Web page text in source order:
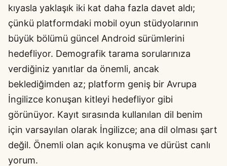
kıyasla yaklaşık iki kat daha fazla davet aldı;
çünkü platformdaki mobil oyun stüdyolarının
büyük bölümü güncel Android sürümlerini
hedefliyor. Demografik tarama sorularınıza
verdiğiniz yanıtlar da önemli, ancak
beklediğimden az; platform geniş bir Avrupa
İngilizce konuşan kitleyi hedefliyor gibi
görünüyor. Kayıt sırasında kullanılan dil benim
için varsayılan olarak İngilizce; ana dil olması şart
değil. Önemli olan açık konuşma ve dürüst canlı
yorum.